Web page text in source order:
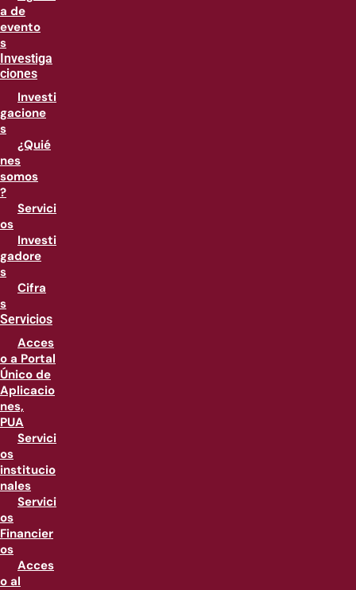
a de
evento
s
Investiga
ciones
Investi
gacione
s
¿Quié
nes
somos
?
Servici
os
Investi
gadore
s
Cifra
s
Servicios
Acces
o a Portal
Único de
Aplicacio
nes,
PUA
Servici
os
institucio
nales
Servici
os
Financier
os
Acces
o al